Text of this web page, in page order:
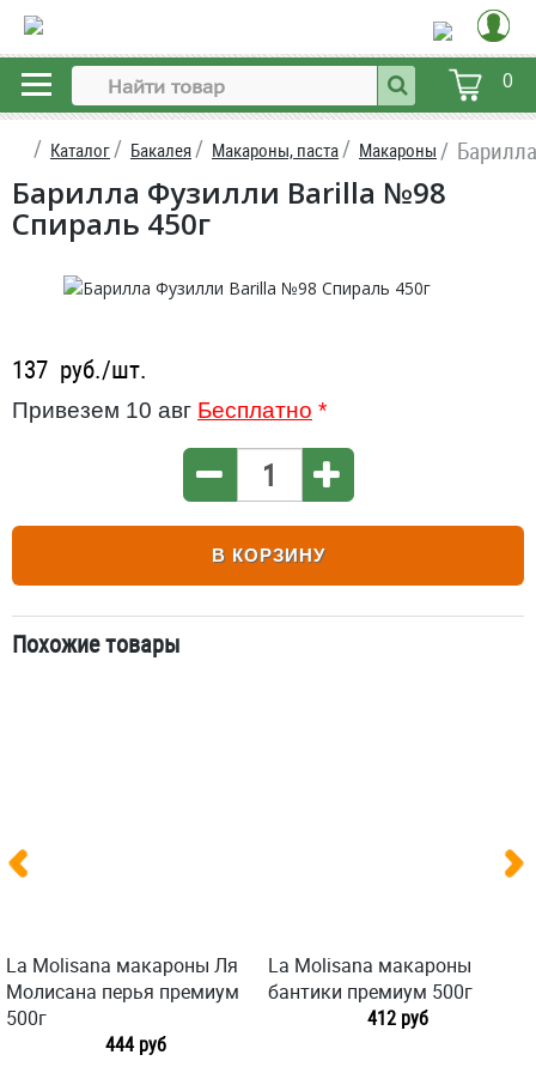
0
Каталог Бакалея Макароны, паста Макароны
Барилла Фузилли Barilla №98
Спираль 450г
137 руб./шт.
Привезем 10 авг Бесплатно *
В КОРЗИНУ
Похожие товары
La Molisana макароны Ля
Молисана перья премиум
500г
444 руб
La Molisana макароны
бантики премиум 500г
412 руб